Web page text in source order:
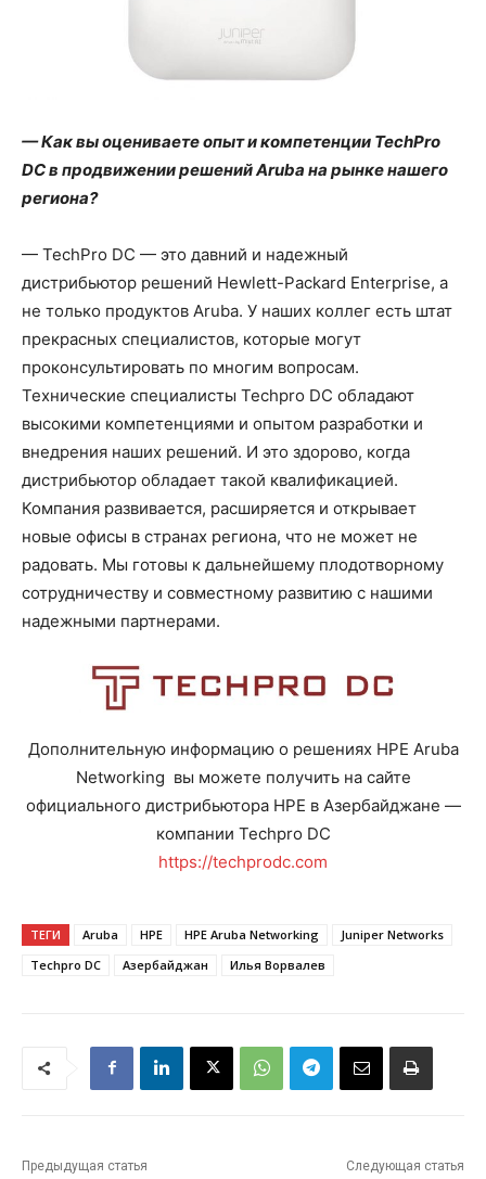
— Как вы оцениваете опыт и компетенции TechPro
DC в продвижении решений Aruba на рынке нашего
региона?
— TechPro DC — это давний и надежный
дистрибьютор решений Hewlett-Packard Enterprise, а
не только продуктов Aruba. У наших коллег есть штат
прекрасных специалистов, которые могут
проконсультировать по многим вопросам.
Технические специалисты Techpro DC обладают
высокими компетенциями и опытом разработки и
внедрения наших решений. И это здорово, когда
дистрибьютор обладает такой квалификацией.
Компания развивается, расширяется и открывает
новые офисы в странах региона, что не может не
радовать. Мы готовы к дальнейшему плодотворному
сотрудничеству и совместному развитию с нашими
надежными партнерами.
Дополнительную информацию о решениях HPE Aruba
Networking вы можете получить на сайте
официального дистрибьютора HPE в Азербайджане —
компании Techpro DC
https://techprodc.com
ТЕГИ Aruba HPE HPE Aruba Networking
Juniper Networks
Techpro DC
Азербайджан Илья Ворвалев
Предыдущая статья Следующая статья